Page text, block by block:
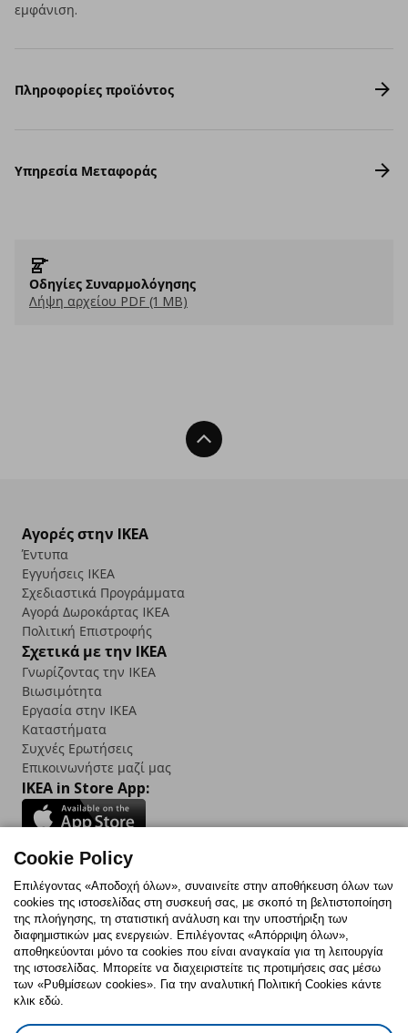
εμφάνιση.
Πληροφορίες προϊόντος
Υπηρεσία Μεταφοράς
Οδηγίες Συναρμολόγησης
Λήψη αρχείου PDF (1 MB)
Back To Top
Αγορές στην IKEA
Έντυπα
Εγγυήσεις IKEA
Σχεδιαστικά Προγράμματα
Αγορά Δωρoκάρτας IKEA
Πολιτική Επιστροφής
Σχετικά με την IKEA
Γνωρίζοντας την IKEA
Βιωσιμότητα
Εργασία στην IKEA
Καταστήματα
Συχνές Ερωτήσεις
Επικοινωνήστε μαζί μας
IKEA in Store App:
Follow us:
FacebookInstagram
TikTokYoutubePinterestTwitter
Πολιτική CookiesΔήλωση ψηφιακής προσβασιμότητας
Cookie Policy
Επιλέγοντας «Αποδοχή όλων», συναινείτε στην αποθήκευση όλων των
cookies της ιστοσελίδας στη συσκευή σας, με σκοπό τη βελτιστοποίηση
της πλοήγησης, τη στατιστική ανάλυση και την υποστήριξη των
διαφημιστικών μας ενεργειών. Επιλέγοντας «Απόρριψη όλων»,
αποθηκεύονται μόνο τα cookies που είναι αναγκαία για τη λειτουργία
της ιστοσελίδας. Μπορείτε να διαχειριστείτε τις προτιμήσεις σας μέσω
των «Ρυθμίσεων cookies». Για την αναλυτική Πολιτική Cookies κάντε
κλικ εδώ.